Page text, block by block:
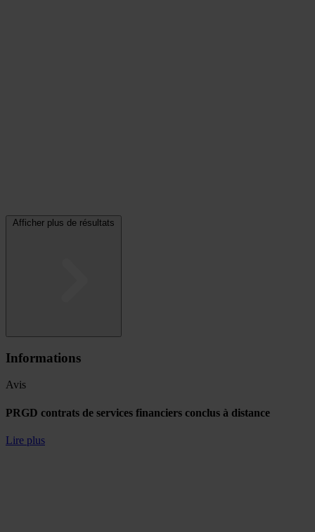
Afficher plus de résultats
Informations
Avis
PRGD contrats de services financiers conclus à distance
Lire plus